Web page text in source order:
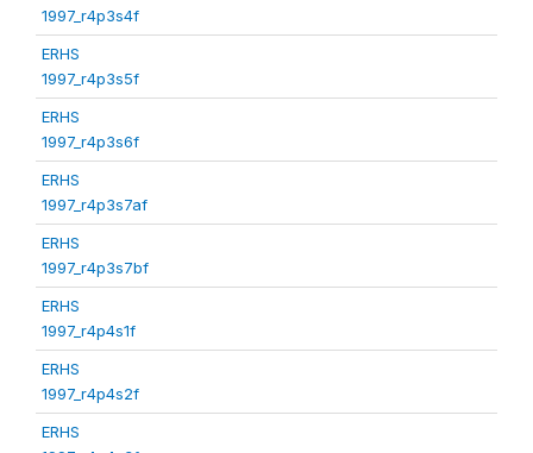
1997_r4p3s4f
ERHS
1997_r4p3s5f
ERHS
1997_r4p3s6f
ERHS
1997_r4p3s7af
ERHS
1997_r4p3s7bf
ERHS
1997_r4p4s1f
ERHS
1997_r4p4s2f
ERHS